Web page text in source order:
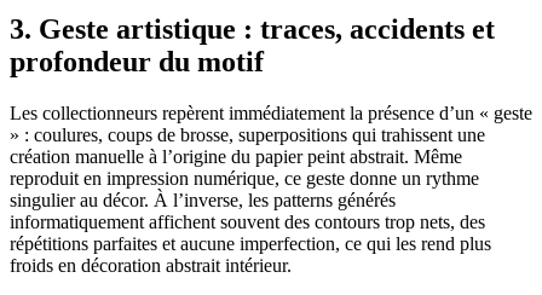
3. Geste artistique : traces, accidents et
profondeur du motif
Les collectionneurs repèrent immédiatement la présence d’un « geste
» : coulures, coups de brosse, superpositions qui trahissent une
création manuelle à l’origine du papier peint abstrait. Même
reproduit en impression numérique, ce geste donne un rythme
singulier au décor. À l’inverse, les patterns générés
informatiquement affichent souvent des contours trop nets, des
répétitions parfaites et aucune imperfection, ce qui les rend plus
froids en décoration abstrait intérieur.